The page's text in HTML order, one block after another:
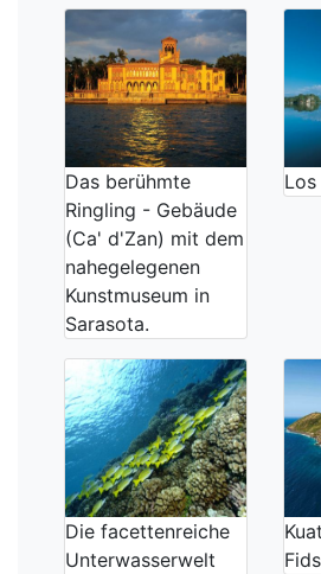
Das berühmte
Ringling - Gebäude
(Ca' d'Zan) mit dem
nahegelegenen
Kunstmuseum in
Sarasota.
Die facettenreiche
Unterwasserwelt